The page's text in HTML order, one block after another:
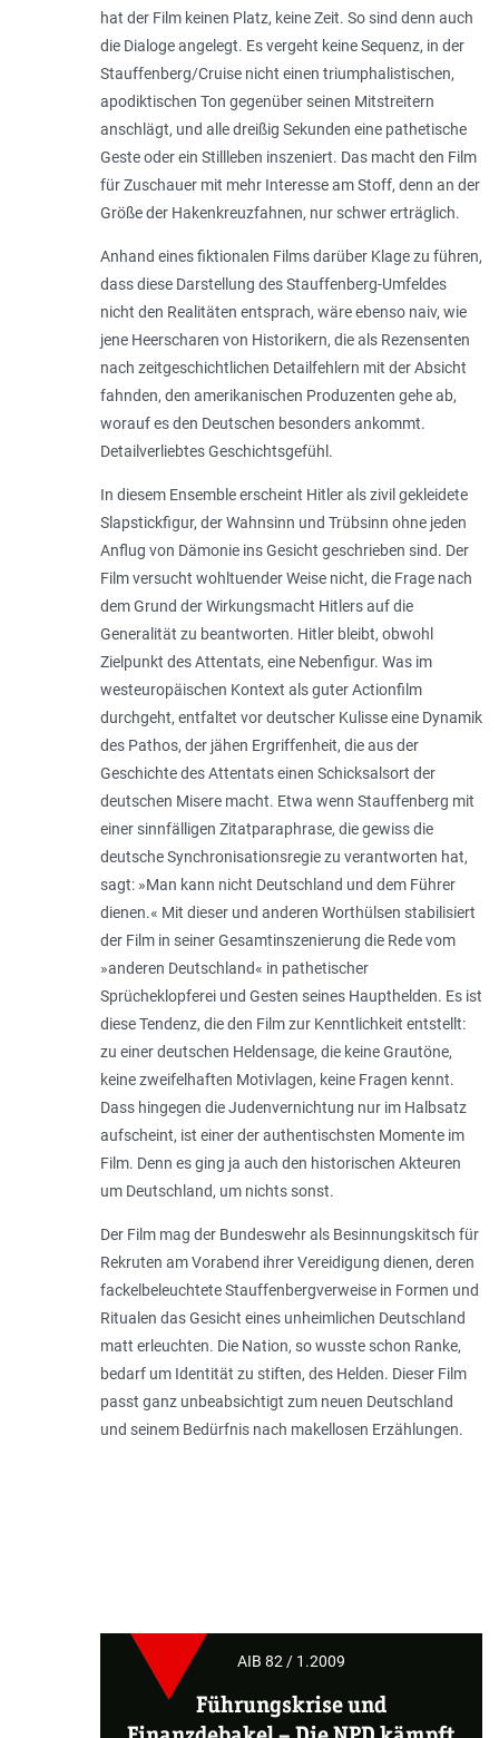
hat der Film keinen Platz, keine Zeit. So sind denn auch
die Dialoge angelegt. Es vergeht keine Sequenz, in der
Stauffenberg/Cruise nicht einen triumphalistischen,
apodiktischen Ton gegenüber seinen Mitstreitern
anschlägt, und alle dreißig Sekunden eine pathetische
Geste oder ein Stillleben inszeniert. Das macht den Film
für Zuschauer mit mehr Interesse am Stoff, denn an der
Größe der Hakenkreuzfahnen, nur schwer erträglich.
Anhand eines fiktionalen Films darüber Klage zu führen,
dass diese Darstellung des Stauffenberg-Umfeldes
nicht den Realitäten entsprach, wäre ebenso naiv, wie
jene Heerscharen von Historikern, die als Rezensenten
nach zeitgeschichtlichen Detailfehlern mit der Absicht
fahnden, den amerikanischen Produzenten gehe ab,
worauf es den Deutschen besonders ankommt.
Detailverliebtes Geschichtsgefühl.
In diesem Ensemble erscheint Hitler als zivil gekleidete
Slapstickfigur, der Wahnsinn und Trübsinn ohne jeden
Anflug von Dämonie ins Gesicht geschrieben sind. Der
Film versucht wohltuender Weise nicht, die Frage nach
dem Grund der Wirkungsmacht Hitlers auf die
Generalität zu beantworten. Hitler bleibt, obwohl
Zielpunkt des Attentats, eine Nebenfigur. Was im
westeuropäischen Kontext als guter Actionfilm
durchgeht, entfaltet vor deutscher Kulisse eine Dynamik
des Pathos, der jähen Ergriffenheit, die aus der
Geschichte des Attentats einen Schicksalsort der
deutschen Misere macht. Etwa wenn Stauffenberg mit
einer sinnfälligen Zitatparaphrase, die gewiss die
deutsche Synchronisationsregie zu verantworten hat,
sagt: »Man kann nicht Deutschland und dem Führer
dienen.« Mit dieser und anderen Worthülsen stabilisiert
der Film in seiner Gesamtinszenierung die Rede vom
»anderen Deutschland« in pathetischer
Sprücheklopferei und Gesten seines Haupthelden. Es ist
diese Tendenz, die den Film zur Kenntlichkeit entstellt:
zu einer deutschen Heldensage, die keine Grautöne,
keine zweifelhaften Motivlagen, keine Fragen kennt.
Dass hingegen die Judenvernichtung nur im Halbsatz
aufscheint, ist einer der authentischsten Momente im
Film. Denn es ging ja auch den historischen Akteuren
um Deutschland, um nichts sonst.
Der Film mag der Bundeswehr als Besinnungskitsch für
Rekruten am Vorabend ihrer Vereidigung dienen, deren
fackelbeleuchtete Stauffenbergverweise in Formen und
Ritualen das Gesicht eines unheimlichen Deutschland
matt erleuchten. Die Nation, so wusste schon Ranke,
bedarf um Identität zu stiften, des Helden. Dieser Film
passt ganz unbeabsichtigt zum neuen Deutschland
und seinem Bedürfnis nach makellosen Erzählungen.
AIB 82 / 1.2009
Führungskrise und